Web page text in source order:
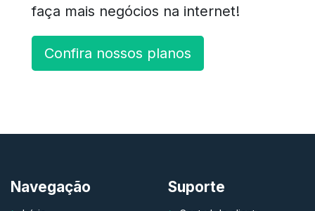
faça mais negócios na internet!
Confira nossos planos
Navegação Suporte